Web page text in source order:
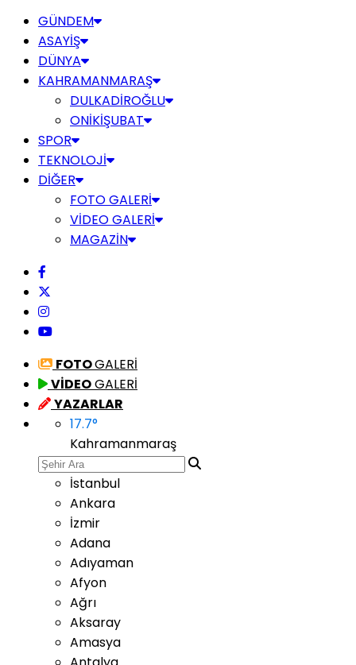
GÜNDEM
ASAYİŞ
DÜNYA
KAHRAMANMARAŞ
DULKADİROĞLU
ONİKİŞUBAT
SPOR
TEKNOLOJİ
DİĞER
FOTO GALERİ
VİDEO GALERİ
MAGAZİN
FOTOGALERİ
VİDEOGALERİ
YAZARLAR
17.7°
Kahramanmaraş
İstanbul
Ankara
İzmir
Adana
Adıyaman
Afyon
Ağrı
Aksaray
Amasya